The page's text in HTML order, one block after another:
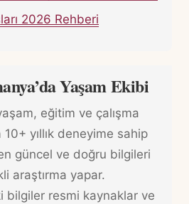
2026 Rehberi
Yaşam Ekibi
eğitim ve çalışma
10+ yıllık deneyime sahip
güncel ve doğru bilgileri
araştırma yapar.
bilgiler resmi kaynaklar ve